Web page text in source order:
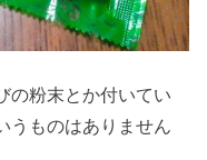
の粉末とか付いてい
うものはありません